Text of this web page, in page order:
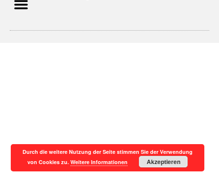
Durch die weitere Nutzung der Seite stimmen Sie der Verwendung
von Cookies zu.Weitere Informationen Akzeptieren